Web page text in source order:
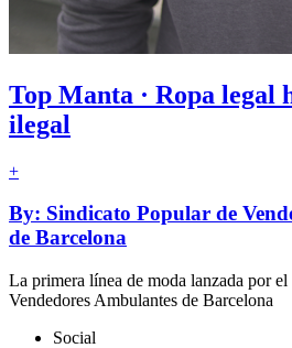
Top Manta · Ropa legal
ilegal
+
By: Sindicato Popular de
de Barcelona
La primera línea de moda lanzada por
Vendedores Ambulantes de Barcelona
Social